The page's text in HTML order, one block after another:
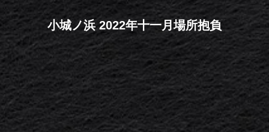
小城ノ浜 2022年十一月場所抱負